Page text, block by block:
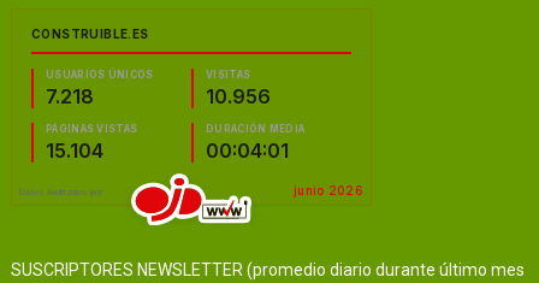
SUSCRIPTORES NEWSLETTER (promedio diario durante último mes